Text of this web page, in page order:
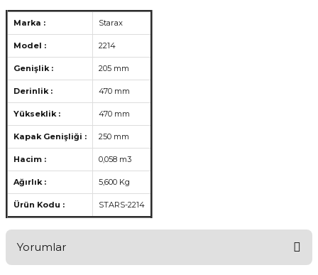
Marka : Starax
Model : 2214
Genişlik : 205 mm
Derinlik : 470 mm
Yükseklik : 470 mm
Kapak Genişliği : 250 mm
Hacim : 0,058 m3
Ağırlık : 5,600 Kg
Ürün Kodu : STARS-2214
Yorumlar